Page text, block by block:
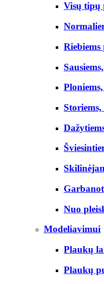
Visų tipų
Nuo
Modeliavimui
Plaukų
Plaukų